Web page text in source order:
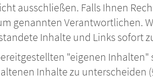
ausschließen. Falls Ihnen
genannten Verantwortlichen.
Inhalte und Links sofort
"eigenen
Inhalte zu unterscheiden